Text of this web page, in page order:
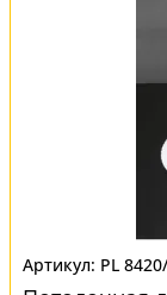
PL